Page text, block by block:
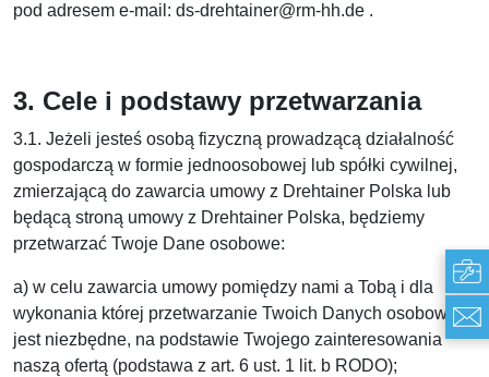
pod adresem e-mail: ds-drehtainer@rm-hh.de .
3. Cele i podstawy przetwarzania
3.1. Jeżeli jesteś osobą fizyczną prowadzącą działalność
gospodarczą w formie jednoosobowej lub spółki cywilnej,
zmierzającą do zawarcia umowy z Drehtainer Polska lub
będącą stroną umowy z Drehtainer Polska, będziemy
przetwarzać Twoje Dane osobowe:
a) w celu zawarcia umowy pomiędzy nami a Tobą i dla
wykonania której przetwarzanie Twoich Danych osobowych
jest niezbędne, na podstawie Twojego zainteresowania
naszą ofertą (podstawa z art. 6 ust. 1 lit. b RODO);